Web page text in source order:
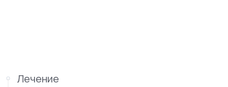
Лечение